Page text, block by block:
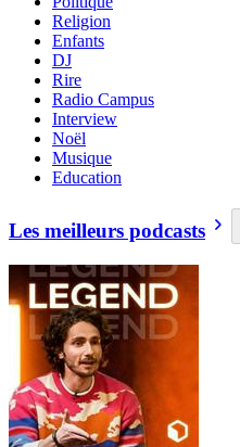
Religion
Enfants
DJ
Rire
Radio Campus
Interview
Noël
Musique
Education
Les meilleurs podcasts